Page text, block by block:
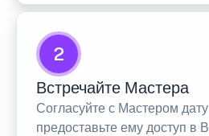
2
Встречайте Мастера
Согласуйте с Мастером
предоставьте ему доступ в